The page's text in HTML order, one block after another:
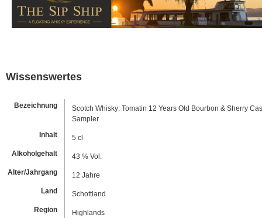
Wissenswertes
Bezeichnung
Scotch Whisky: Tomatin 12 Years Old Bourbon & Sherry
Sampler
Inhalt
5 cl
Alkoholgehalt
43 % Vol.
Alter/Jahrgang
12 Jahre
Land
Schottland
Region
Highlands